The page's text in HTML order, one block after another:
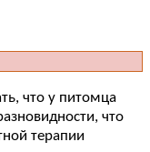
что у питомца
что
терапии